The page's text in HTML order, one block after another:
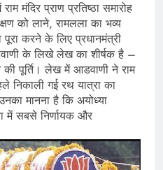
मंदिर प्राण प्रतिष्ठा समारोह
को लाने, रामलला का भव्य
करने के लिए प्रधानमंत्री
के लिखे लेख का शीर्षक है –
की पूर्ति। लेख में आडवाणी ने राम
निकाली गई रथ यात्रा का
मानना ​​​​है कि अयोध्या
में सबसे निर्णायक और